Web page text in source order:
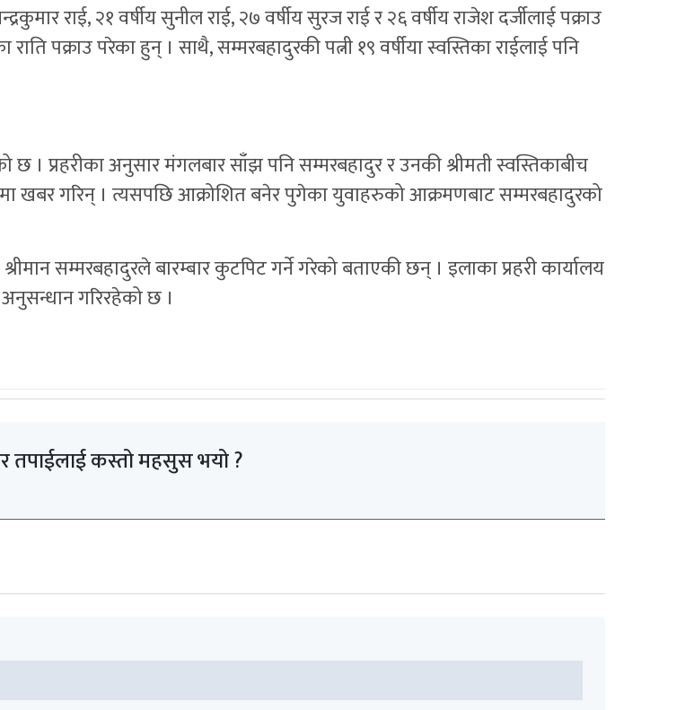
राई, २१ वर्षीय सुनील राई, २७ वर्षीय सुरज राई र २६ वर्षीय राजेश दर्जीलाई पक्राउ
पक्राउ परेका हुन् । साथै, सम्मरबहादुरकी पत्नी १९ वर्षीया स्वस्तिका राईलाई पनि
। प्रहरीका अनुसार मंगलबार साँझ पनि सम्मरबहादुर र उनकी श्रीमती स्वस्तिकाबीच
खबर गरिन् । त्यसपछि आक्रोशित बनेर पुगेका युवाहरुको आक्रमणबाट सम्मरबहादुरको
सम्मरबहादुरले बारम्बार कुटपिट गर्ने गरेको बताएकी छन् । इलाका प्रहरी कार्यालय
गरिरहेको छ ।
तपाईलाई कस्तो महसुस भयो ?